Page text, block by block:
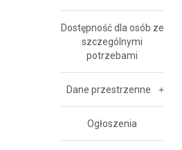
Dostępność dla osób ze
szczególnymi
potrzebami
Dane przestrzenne
Ogłoszenia